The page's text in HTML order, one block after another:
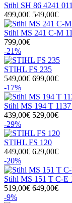
Stihl SH 86 4241
499,00€ 549,00€
Stihl MS 241 C-M
799,00€
-21%
STIHL FS 235
549,00€ 699,00€
-17%
Stihl MS 194 T
439,00€ 529,00€
-29%
STIHL FS 120
449,00€ 629,00€
-20%
Stihl MS 151 T C-E
519,00€ 649,00€
-9%